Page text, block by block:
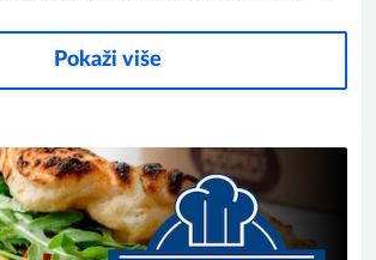
Pokaži više